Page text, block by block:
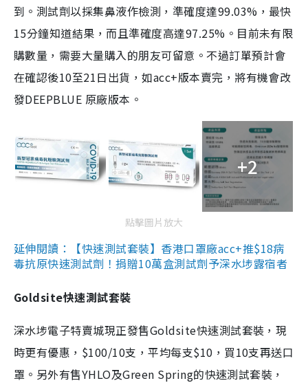
到。測試劑以採集鼻液作檢測，準確度達99.03%，最快
15分鐘知道結果，而且準確度高達97.25%。目前未有限
購數量，需要大量購入的朋友可留意。不過訂單預計會
在確認後10至21日出貨，如acc+版本賣完，將有機會改
發DEEPBLUE 原廠版本。
+2
點擊圖片放大
延伸閱讀：【快速測試套裝】香港口罩廠acc+推$18病
毒抗原快速測試劑！捐贈10萬盒測試劑予深水埗露宿者
Goldsite快速測試套裝
深水埗電子特賣城現正發售Goldsite快速測試套裝，現
時更有優惠，$100/10支，平均每支$10，買10支再送口
罩。另外有售YHLO及Green Spring的快速測試套裝，